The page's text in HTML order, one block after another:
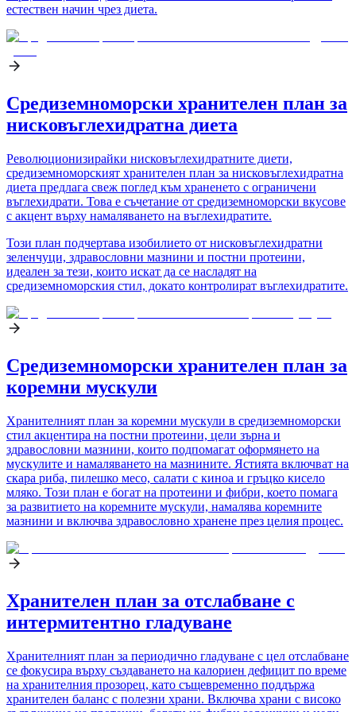
естествен начин чрез диета.
Средиземноморски хранителен план за
нисковъглехидратна диета
Революционизирайки нисковъглехидратните диети,
средиземноморският хранителен план за нисковъглехидратна
диета предлага свеж поглед към храненето с ограничени
въглехидрати. Това е съчетание от средиземноморски вкусове
с акцент върху намаляването на въглехидратите.
Този план подчертава изобилието от нисковъглехидратни
зеленчуци, здравословни мазнини и постни протеини,
идеален за тези, които искат да се насладят на
средиземноморския стил, докато контролират въглехидратите.
Средиземноморски хранителен план за
коремни мускули
Хранителният план за коремни мускули в средиземноморски
стил акцентира на постни протеини, цели зърна и
здравословни мазнини, които подпомагат оформянето на
мускулите и намаляването на мазнините. Ястията включват на
скара риба, пилешко месо, салати с киноа и гръцко кисело
мляко. Този план е богат на протеини и фибри, което помага
за развитието на коремните мускули, намалява коремните
мазнини и включва здравословно хранене през целия процес.
Хранителен план за отслабване с
интермитентно гладуване
Хранителният план за периодично гладуване с цел отслабване
се фокусира върху създаването на калориен дефицит по време
на хранителния прозорец, като същевременно поддържа
хранителен баланс с полезни храни. Включва храни с високо